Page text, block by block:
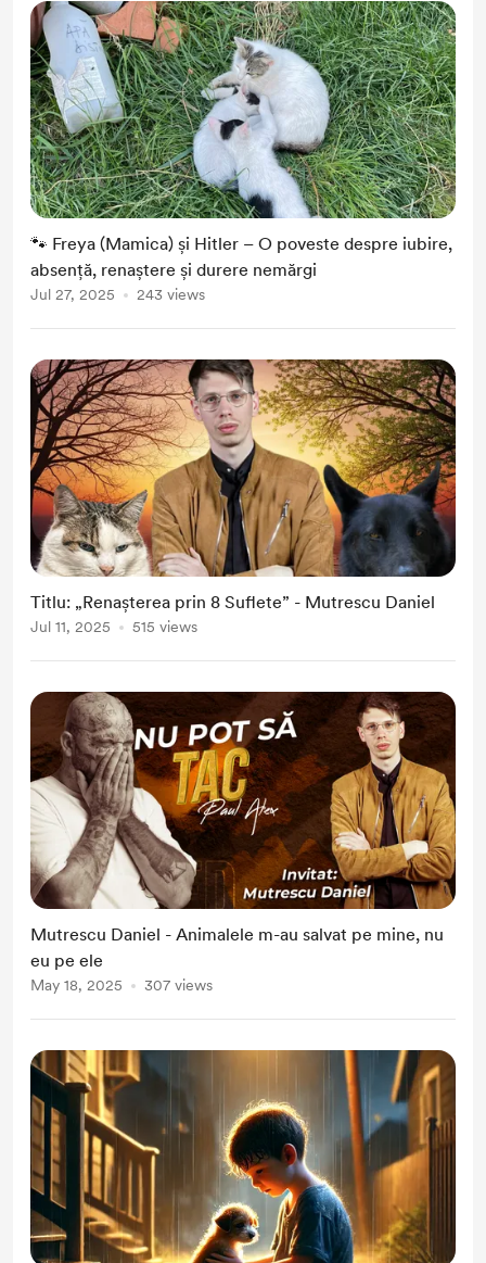
🐾 Freya (Mamica) și Hitler – O poveste despre iubire,
absență, renaștere și durere nemărgi
Jul 27, 2025 243 views
Titlu: „Renașterea prin 8 Suflete” - Mutrescu Daniel
Jul 11, 2025 515 views
Mutrescu Daniel - Animalele m-au salvat pe mine, nu
eu pe ele
May 18, 2025 307 views